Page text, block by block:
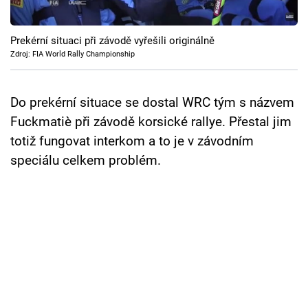
Cool Esport
Pořady
Sledujte prima+
Přihlášení
Prekérní situaci při závodě vyřešili originálně
Zdroj: FIA World Rally Championship
Do prekérní situace se dostal WRC tým s názvem
Fuckmatiè při závodě korsické rallye. Přestal jim
totiž fungovat interkom a to je v závodním
speciálu celkem problém.